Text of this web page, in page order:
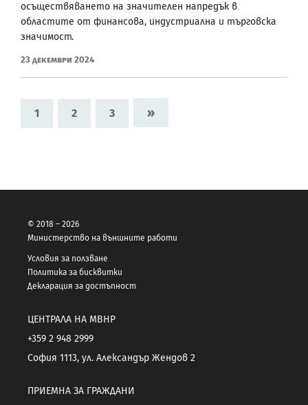
осъществяването на значителен напредък в
областите от финансова, индустриална и търговска
значимост.
23 Декември 2024
1 2 3 »
© 2018 – 2026
Министерство на външните работи
Условия за ползване
Политика за бисквитки
Декларация за достъпност
ЦЕНТРАЛА НА МВНР
+359 2 948 2999
София 1113, ул. Александър Жендов 2
ПРИЕМНА ЗА ГРАЖДАНИ